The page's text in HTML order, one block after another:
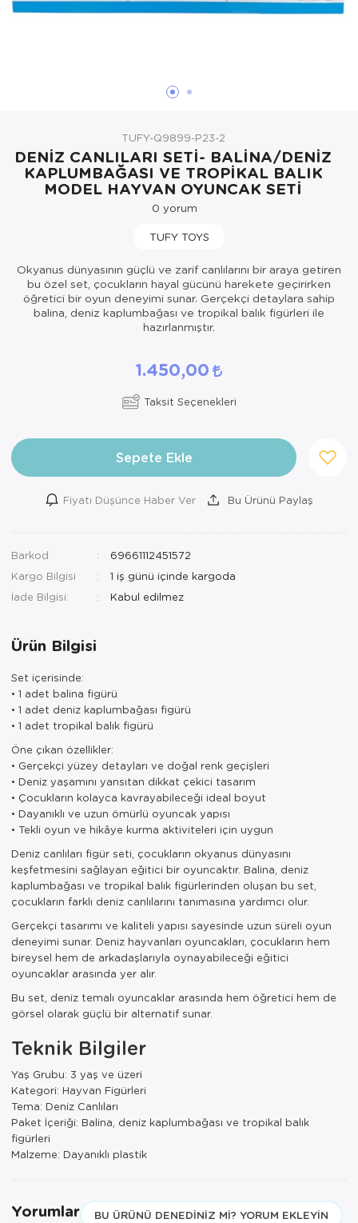
TUFY-Q9899-P23-2
DENİZ CANLILARI SETİ- BALİNA/DENİZ
KAPLUMBAĞASI VE TROPİKAL BALIK
MODEL HAYVAN OYUNCAK SETİ
0 yorum
TUFY TOYS
Okyanus dünyasının güçlü ve zarif canlılarını bir araya getiren
bu özel set, çocukların hayal gücünü harekete geçirirken
öğretici bir oyun deneyimi sunar. Gerçekçi detaylara sahip
balina, deniz kaplumbağası ve tropikal balık figürleri ile
hazırlanmıştır.
1.450,00
Taksit Seçenekleri
Sepete Ekle
Fiyatı Düşünce Haber Ver Bu Ürünü Paylaş
Barkod
69661112451572
Kargo Bilgisi
1 iş günü içinde kargoda
İade Bilgisi:
Ürün Bilgisi
Set içerisinde:
• 1 adet balina figürü
• 1 adet deniz kaplumbağası figürü
• 1 adet tropikal balık figürü
Öne çıkan özellikler:
• Gerçekçi yüzey detayları ve doğal renk geçişleri
• Deniz yaşamını yansıtan dikkat çekici tasarım
• Çocukların kolayca kavrayabileceği ideal boyut
• Dayanıklı ve uzun ömürlü oyuncak yapısı
• Tekli oyun ve hikâye kurma aktiviteleri için uygun
Deniz canlıları figür seti, çocukların okyanus dünyasını
keşfetmesini sağlayan eğitici bir oyuncaktır. Balina, deniz
kaplumbağası ve tropikal balık figürlerinden oluşan bu set,
çocukların farklı deniz canlılarını tanımasına yardımcı olur.
Gerçekçi tasarımı ve kaliteli yapısı sayesinde uzun süreli oyun
deneyimi sunar. Deniz hayvanları oyuncakları, çocukların hem
bireysel hem de arkadaşlarıyla oynayabileceği eğitici
oyuncaklar arasında yer alır.
Bu set, deniz temalı oyuncaklar arasında hem öğretici hem de
görsel olarak güçlü bir alternatif sunar.
Teknik Bilgiler
Yaş Grubu: 3 yaş ve üzeri
Kategori: Hayvan Figürleri
Tema: Deniz Canlıları
Paket İçeriği: Balina, deniz kaplumbağası ve tropikal balık
figürleri
Malzeme: Dayanıklı plastik
Yorumlar BU ÜRÜNÜ DENEDINIZ MI? YORUM EKLEYIN